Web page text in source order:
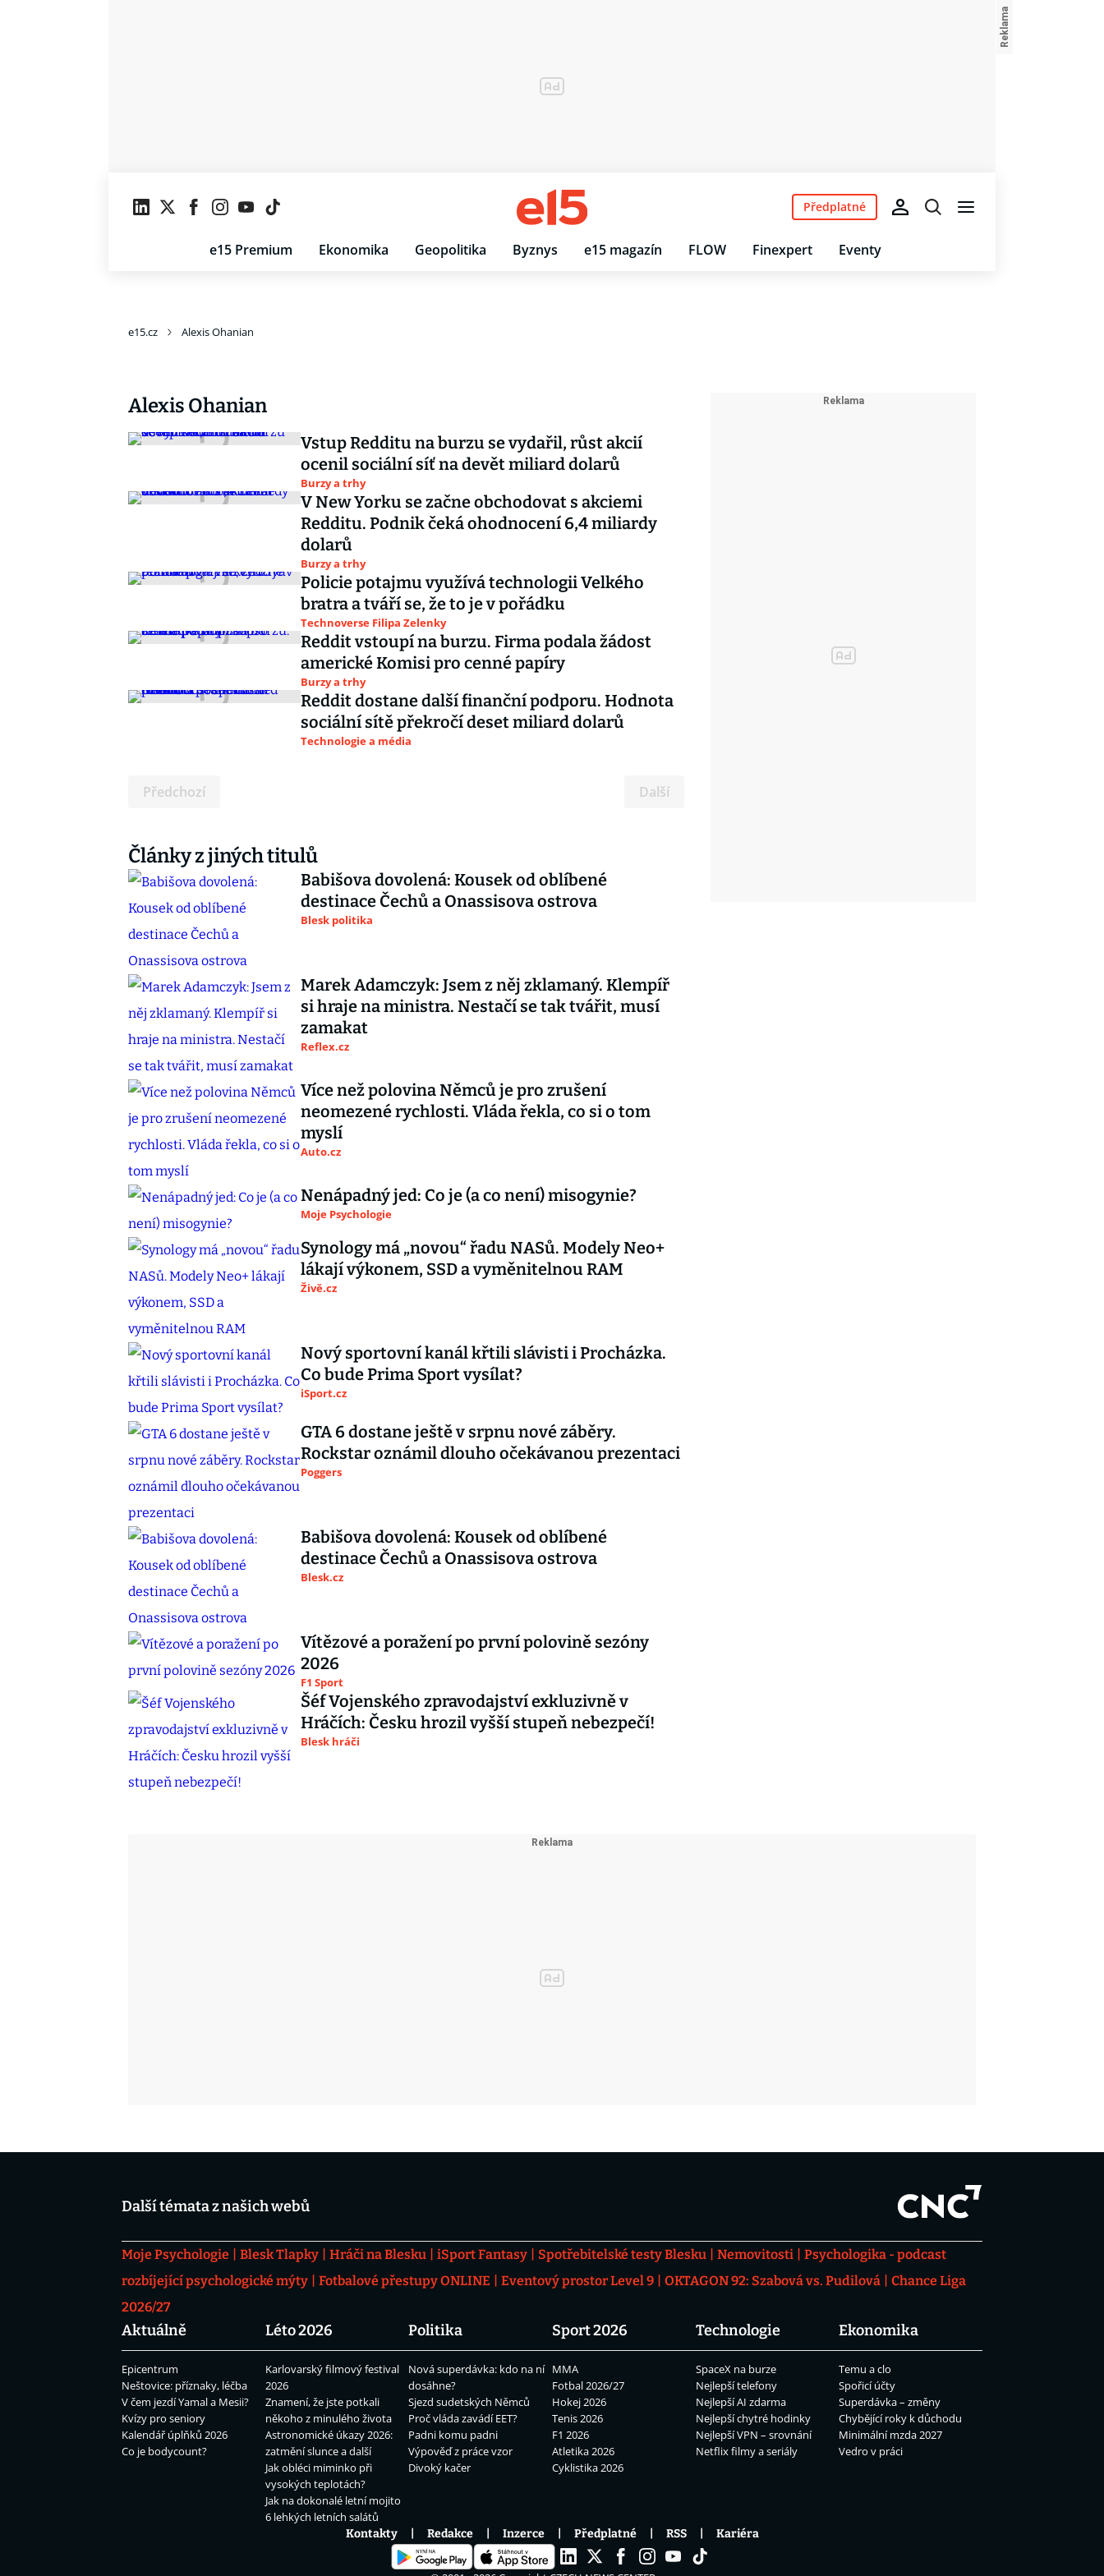
e15 Premium Ekonomika Geopolitika Byznys e15 magazín FLOW Finexpert Eventy
Předplatné
e15.cz Alexis Ohanian
Alexis Ohanian
Vstup Redditu na burzu se vydařil, růst akcií
ocenil sociální síť na devět miliard dolarů
Burzy a trhy
V New Yorku se začne obchodovat s akciemi
Redditu. Podnik čeká ohodnocení 6,4 miliardy
dolarů
Burzy a trhy
Policie potajmu využívá technologii Velkého
bratra a tváří se, že to je v pořádku
Technoverse Filipa Zelenky
Reddit vstoupí na burzu. Firma podala žádost
americké Komisi pro cenné papíry
Burzy a trhy
Reddit dostane další finanční podporu. Hodnota
sociální sítě překročí deset miliard dolarů
Technologie a média
Předchozí Další
Články z jiných titulů
Babišova dovolená: Kousek od oblíbené
destinace Čechů a Onassisova ostrova
Blesk politika
Marek Adamczyk: Jsem z něj zklamaný. Klempíř
si hraje na ministra. Nestačí se tak tvářit, musí
zamakat
Reflex.cz
Více než polovina Němců je pro zrušení
neomezené rychlosti. Vláda řekla, co si o tom
myslí
Auto.cz
Nenápadný jed: Co je (a co není) misogynie?
Moje Psychologie
Synology má „novou“ řadu NASů. Modely Neo+
lákají výkonem, SSD a vyměnitelnou RAM
Živě.cz
Nový sportovní kanál křtili slávisti i Procházka.
Co bude Prima Sport vysílat?
iSport.cz
GTA 6 dostane ještě v srpnu nové záběry.
Rockstar oznámil dlouho očekávanou prezentaci
Poggers
Babišova dovolená: Kousek od oblíbené
destinace Čechů a Onassisova ostrova
Blesk.cz
Vítězové a poražení po první polovině sezóny
2026
F1 Sport
Šéf Vojenského zpravodajství exkluzivně v
Hráčích: Česku hrozil vyšší stupeň nebezpečí!
Blesk hráči
Další témata z našich webů
Moje Psychologie Blesk Tlapky Hráči na Blesku iSport Fantasy Spotřebitelské testy Blesku Nemovitosti
Psychologika - podcast
rozbíjející psychologické mýty
Fotbalové přestupy ONLINE Eventový prostor Level 9 OKTAGON 92: Szabová vs. Pudilová
Chance Liga
2026/27
Aktuálně
Epicentrum
Neštovice: příznaky, léčba
V čem jezdí Yamal a Mesii?
Kvízy pro seniory
Kalendář úplňků 2026
Co je bodycount?
Léto 2026
Karlovarský filmový festival
2026
Znamení, že jste potkali
někoho z minulého života
Astronomické úkazy 2026:
zatmění slunce a další
Jak obléci miminko při
vysokých teplotách?
Jak na dokonalé letní mojito
6 lehkých letních salátů
Politika
Nová superdávka: kdo na ní
dosáhne?
Sjezd sudetských Němců
Proč vláda zavádí EET?
Padni komu padni
Výpověď z práce vzor
Divoký kačer
Sport 2026
MMA
Fotbal 2026/27
Hokej 2026
Tenis 2026
F1 2026
Atletika 2026
Cyklistika 2026
Technologie
SpaceX na burze
Nejlepší telefony
Nejlepší AI zdarma
Nejlepší chytré hodinky
Nejlepší VPN – srovnání
Netflix filmy a seriály
Ekonomika
Temu a clo
Spořicí účty
Superdávka – změny
Chybějící roky k důchodu
Minimální mzda 2027
Vedro v práci
Kontakty Redakce Inzerce Předplatné RSS Kariéra